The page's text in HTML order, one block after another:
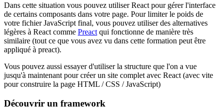
Dans cette situation vous pouvez utiliser React pour gérer l'interface
de certains composants dans votre page. Pour limiter le poids de
votre fichier JavaScript final, vous pouvez utiliser des alternatives
légères à React comme Preact qui fonctionne de manière très
similaire (tout ce que vous avez vu dans cette formation peut être
appliqué à preact).
Vous pouvez aussi essayer d'utiliser la structure que l'on a vue
jusqu'à maintenant pour créer un site complet avec React (avec vite
pour construire la page HTML / CSS / JavaScript)
Découvrir un framework